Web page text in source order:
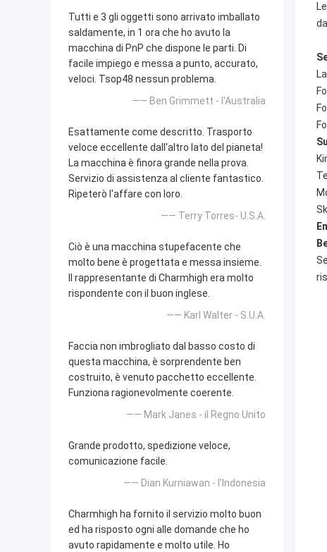
Tutti e 3 gli oggetti sono arrivato imballato
saldamente, in 1 ora che ho avuto la
macchina di PnP che dispone le parti. Di
facile impiego e messa a punto, accurato,
veloci. Tsop48 nessun problema.
—— Ben Grimmett - l'Australia
Esattamente come descritto. Trasporto
veloce eccellente dall'altro lato del pianeta!
La macchina è finora grande nella prova.
Servizio di assistenza al cliente fantastico.
Ripeterò l'affare con loro.
—— Terry Torres- U.S.A.
Ciò è una macchina stupefacente che
molto bene è progettata e messa insieme.
Il rappresentante di Charmhigh era molto
rispondente con il buon inglese.
—— Karl Walter - S.U.A.
Faccia non imbrogliato dal basso costo di
questa macchina, è sorprendente ben
costruito, è venuto pacchetto eccellente.
Funziona ragionevolmente coerente.
—— Mark Janes - il Regno Unito
Grande prodotto, spedizione veloce,
comunicazione facile.
—— Dian Kurniawan - l'Indonesia
Charmhigh ha fornito il servizio molto buon
ed ha risposto ogni alle domande che ho
avuto rapidamente e molto utile. Ho